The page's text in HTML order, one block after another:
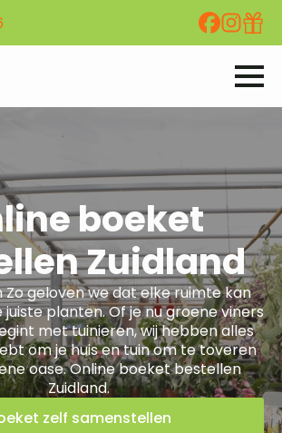
boeket
Zuidland
Zo geloven we dat elke ruimte kan
planten. Of je nu groene viners
met tuinieren, wij hebben alles
om je huis en tuin om te toveren
oase. Online boeket bestellen
Zuidland.
zelf samenstellen